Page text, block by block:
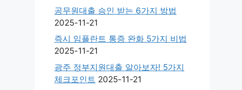
공무원대출 승인 받는 6가지 방법
2025-11-21
즉시 임플란트 통증 완화 5가지 비법
2025-11-21
광주 정부지원대출 알아보자! 5가지
체크포인트 2025-11-21